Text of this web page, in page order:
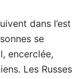
dans l’est
se
encerclée,
Les Russes